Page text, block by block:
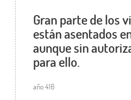
Gran parte de los
están asentados
aunque sin
para ello.
año 416